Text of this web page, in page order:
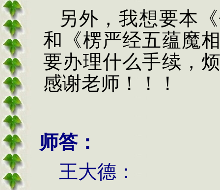
另外，我想要本《
和《楞严经五蕴魔
要办理什么手续，
感谢老师！！！
师答：
王大德：